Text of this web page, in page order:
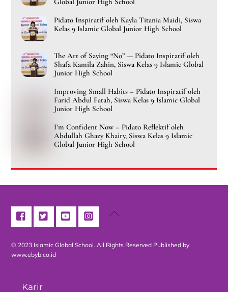
Pidato Inspiratif oleh Kayla Titania Maidi, Siswa
Kelas 9 Islamic Global Junior High School
The Art of Saying “No” — Pidato Inspiratif oleh
Shafa Kamila Zahin, Siswa Kelas 9 Islamic Global
Junior High School
Improving Small Habits – Pidato Inspiratif oleh
Farid Abdul Fatah, Siswa Kelas 9 Islamic Global
Junior High School
I’m Confident Now – Pidato Reflektif oleh
Abdullah Ghazy Khairy, Siswa Kelas 9 Islamic
Global Junior High School
Back
© 2023 Islamic Global School. All Rights Reserved Published by
www.ebyb.co.id
Karir